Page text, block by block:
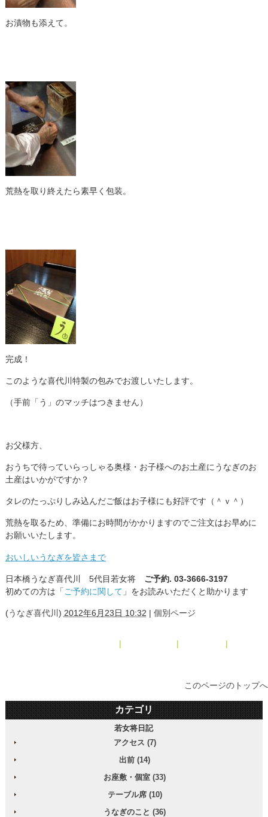
お漬物も添えて。
荒熱を取り終えたら素早く包装。
完成！
このような喜代川特製の包みでお渡しいたします。
（手前「う」のマッチはつきません）
お父様方、
おうちで待っていらっしゃる奥様・お子様へのお土産にうなぎのお
土産はいかがですか？
タレのたっぷりしみ込んだご飯はお子様にも好評です（＾ｖ＾）
荒熱を取るため、準備にお時間がかかりますのでご注文はお早めに
お願いいたします。
おいしいうなぎを皆さまで
日本橋うなぎ喜代川 5代目若女将 ご予約. 03-3666-3197
初めての方は「 ご予約に関して 」をお読みいただくと助かります
(うなぎ喜代川 ) 2012年6月23日 10:32 | 個別ページ
| | |
このページのトップへ
カテゴリ
若女将日記
アクセス (7)
出前 (14)
お座敷・個室 (33)
テーブル席 (10)
うなぎのこと (36)